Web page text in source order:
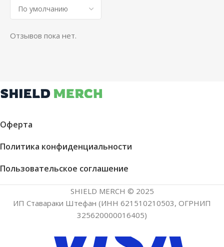
Отзывов пока нет.
Оферта
Политика конфиденциальности
Пользовательское соглашение
SHIELD MERCH © 2025
ИП Ставараки Штефан (ИНН 621510210503, ОГРНИП
325620000016405)